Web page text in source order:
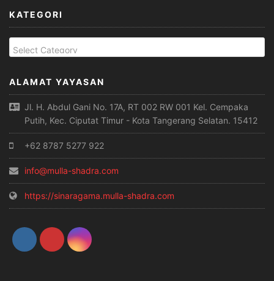
KATEGORI
ALAMAT YAYASAN
Jl. H. Abdul Gani No. 17A, RT 002 RW 001 Kel. Cempaka
Putih, Kec. Ciputat Timur - Kota Tangerang Selatan. 15412
+62 8787 5277 922
info@mulla-shadra.com
https://sinaragama.mulla-shadra.com